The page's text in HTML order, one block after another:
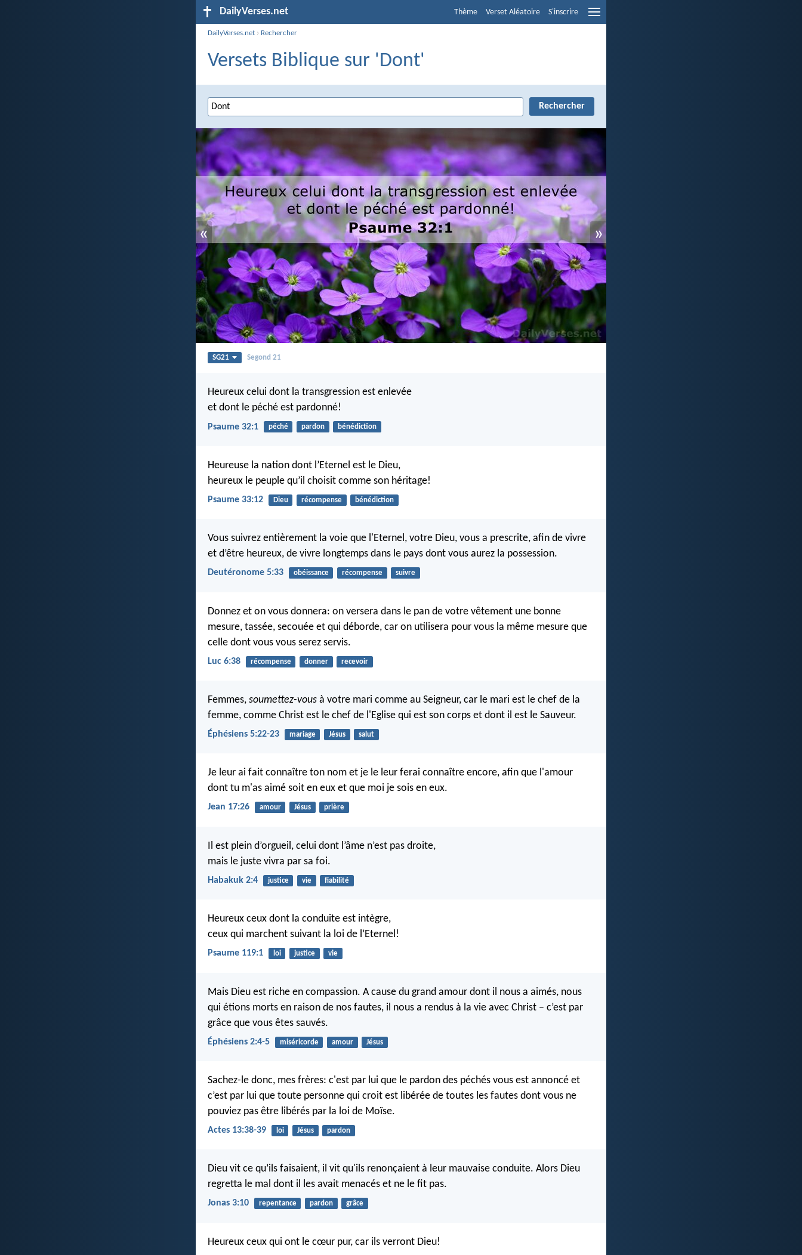
DailyVerses.net Thème Verset Aléatoire S'inscrire
DailyVerses.net › Rechercher
Versets Biblique sur 'Dont'
« »
SG21 Segond 21
Heureux celui dont la transgression est enlevée
et dont le péché est pardonné!
Psaume 32:1 péché pardon bénédiction
Heureuse la nation dont l’Eternel est le Dieu,
heureux le peuple qu’il choisit comme son héritage!
Psaume 33:12 Dieu récompense bénédiction
Vous suivrez entièrement la voie que l'Eternel, votre Dieu, vous a prescrite, afin de vivre
et d’être heureux, de vivre longtemps dans le pays dont vous aurez la possession.
Deutéronome 5:33 obéissance récompense suivre
Donnez et on vous donnera: on versera dans le pan de votre vêtement une bonne
mesure, tassée, secouée et qui déborde, car on utilisera pour vous la même mesure que
celle dont vous vous serez servis.
Luc 6:38 récompense donner recevoir
Femmes, soumettez-vous à votre mari comme au Seigneur, car le mari est le chef de la
femme, comme Christ est le chef de l'Eglise qui est son corps et dont il est le Sauveur.
Éphésiens 5:22-23 mariage Jésus salut
Je leur ai fait connaître ton nom et je le leur ferai connaître encore, afin que l'amour
dont tu m'as aimé soit en eux et que moi je sois en eux.
Jean 17:26 amour Jésus prière
Il est plein d’orgueil, celui dont l’âme n’est pas droite,
mais le juste vivra par sa foi.
Habakuk 2:4 justice vie fiabilité
Heureux ceux dont la conduite est intègre,
ceux qui marchent suivant la loi de l’Eternel!
Psaume 119:1 loi justice vie
Mais Dieu est riche en compassion. A cause du grand amour dont il nous a aimés, nous
qui étions morts en raison de nos fautes, il nous a rendus à la vie avec Christ – c’est par
grâce que vous êtes sauvés.
Éphésiens 2:4-5 miséricorde amour Jésus
Sachez-le donc, mes frères: c'est par lui que le pardon des péchés vous est annoncé et
c’est par lui que toute personne qui croit est libérée de toutes les fautes dont vous ne
pouviez pas être libérés par la loi de Moïse.
Actes 13:38-39 loi Jésus pardon
Dieu vit ce qu’ils faisaient, il vit qu'ils renonçaient à leur mauvaise conduite. Alors Dieu
regretta le mal dont il les avait menacés et ne le fit pas.
Jonas 3:10 repentance pardon grâce
Heureux ceux qui ont le cœur pur, car ils verront Dieu!